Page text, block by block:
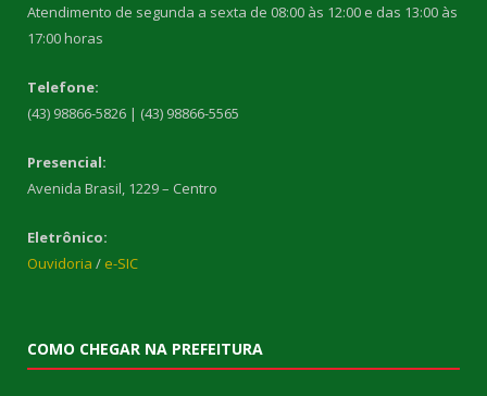
Atendimento de segunda a sexta de 08:00 às 12:00 e das 13:00 às
17:00 horas
Telefone:
(43) 98866-5826 | (43) 98866-5565
Presencial:
Avenida Brasil, 1229 – Centro
Eletrônico:
Ouvidoria / e-SIC
COMO CHEGAR NA PREFEITURA